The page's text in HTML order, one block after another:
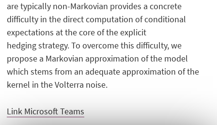
are typically non-Markovian provides a concrete
difficulty in the direct computation of conditional
expectations at the core of the explicit
hedging strategy. To overcome this difficulty, we
propose a Markovian approximation of the model
which stems from an adequate approximation of the
kernel in the Volterra noise.
Link Microsoft Teams